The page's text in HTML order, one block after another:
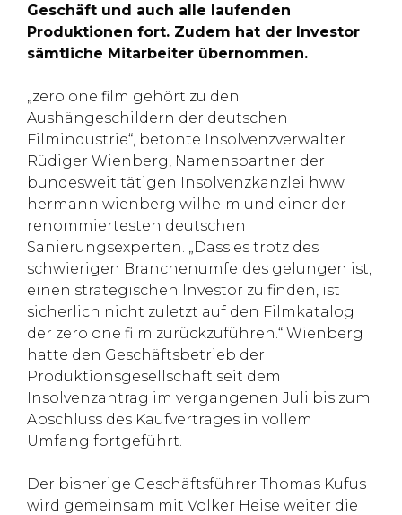
Geschäft und auch alle laufenden
Produktionen fort. Zudem hat der Investor
sämtliche Mitarbeiter übernommen.
„zero one film gehört zu den
Aushängeschildern der deutschen
Filmindustrie“, betonte Insolvenzverwalter
Rüdiger Wienberg, Namenspartner der
bundesweit tätigen Insolvenzkanzlei hww
hermann wienberg wilhelm und einer der
renommiertesten deutschen
Sanierungsexperten. „Dass es trotz des
schwierigen Branchenumfeldes gelungen ist,
einen strategischen Investor zu finden, ist
sicherlich nicht zuletzt auf den Filmkatalog
der zero one film zurückzuführen.“ Wienberg
hatte den Geschäftsbetrieb der
Produktionsgesellschaft seit dem
Insolvenzantrag im vergangenen Juli bis zum
Abschluss des Kaufvertrages in vollem
Umfang fortgeführt.
Der bisherige Geschäftsführer Thomas Kufus
wird gemeinsam mit Volker Heise weiter die